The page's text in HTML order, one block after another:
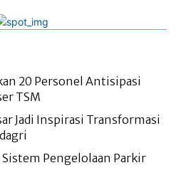
20 Personel Antisipasi
TSM
Jadi Inspirasi Transformasi
Pengelolaan Parkir